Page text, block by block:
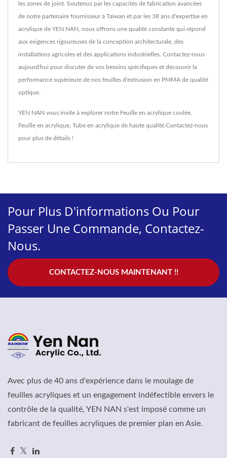
les zones de joint. Soutenus par les capacités de fabrication avancées
de notre partenaire fournisseur à Taïwan et par les 38 ans d'expertise en
acrylique de YEN NAN, nous offrons une qualité constante qui répond
aux exigences rigoureuses de la conception architecturale, des
installations agricoles et des applications industrielles. Contactez-nous
aujourd'hui pour discuter de vos besoins spécifiques et découvrir la
performance supérieure de nos feuilles d'extrusion en PMMA de qualité
optique.
YEN NAN vous invite à explorer notre Feuille en acrylique coulée
Feuille en acrylique Tube en acrylique de haute qualité. Contactez-nous
pour plus de détails !
Pour Plus D'informations Ou Pour
Passer Une Commande, Contactez-
Nous.
CONTACTEZ-NOUS MAINTENANT !!
Avec plus de 40 ans d'expérience dans le moulage de
feuilles acryliques et un engagement indéfectible envers le
contrôle de la qualité, YEN NAN s'est imposé comme un
fabricant de feuilles acryliques de premier plan en Asie.